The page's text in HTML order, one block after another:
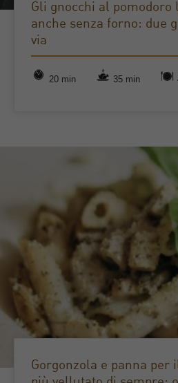
Gli gnocchi al pomodoro
anche senza forno: due
via
20 min 35 min
Gorgonzola e panna per